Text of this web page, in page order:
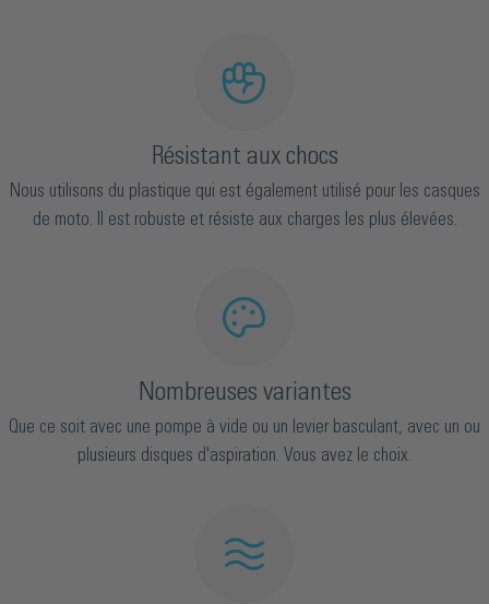
Résistant aux chocs
Nous utilisons du plastique qui est également utilisé pour les casques
de moto. Il est robuste et résiste aux charges les plus élevées.
Nombreuses variantes
Que ce soit avec une pompe à vide ou un levier basculant, avec un ou
plusieurs disques d'aspiration. Vous avez le choix.